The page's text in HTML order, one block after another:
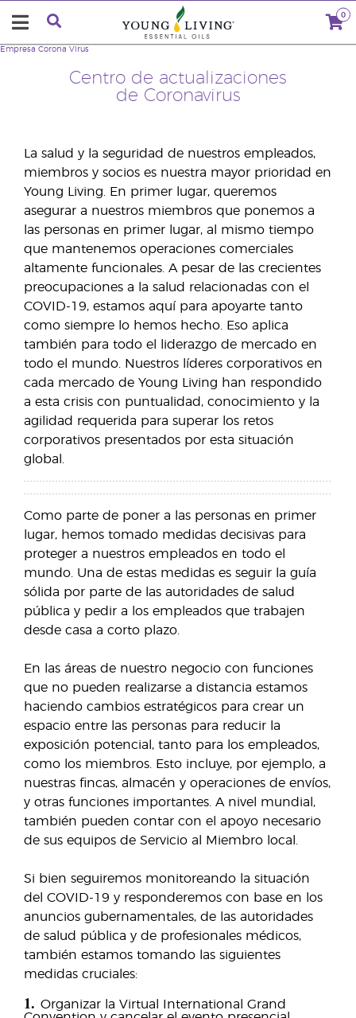
0
Centro de actualizaciones
de Coronavirus
Empresa Corona Virus
La salud y la seguridad de nuestros empleados,
miembros y socios es nuestra mayor prioridad en
Young Living. En primer lugar, queremos
asegurar a nuestros miembros que ponemos a
las personas en primer lugar, al mismo tiempo
que mantenemos operaciones comerciales
altamente funcionales. A pesar de las crecientes
preocupaciones a la salud relacionadas con el
COVID-19, estamos aquí para apoyarte tanto
como siempre lo hemos hecho. Eso aplica
también para todo el liderazgo de mercado en
todo el mundo. Nuestros líderes corporativos en
cada mercado de Young Living han respondido
a esta crisis con puntualidad, conocimiento y la
agilidad requerida para superar los retos
corporativos presentados por esta situación
global.
Como parte de poner a las personas en primer
lugar, hemos tomado medidas decisivas para
proteger a nuestros empleados en todo el
mundo. Una de estas medidas es seguir la guía
sólida por parte de las autoridades de salud
pública y pedir a los empleados que trabajen
desde casa a corto plazo.
En las áreas de nuestro negocio con funciones
que no pueden realizarse a distancia estamos
haciendo cambios estratégicos para crear un
espacio entre las personas para reducir la
exposición potencial, tanto para los empleados,
como los miembros. Esto incluye, por ejemplo, a
nuestras fincas, almacén y operaciones de envíos,
y otras funciones importantes. A nivel mundial,
también pueden contar con el apoyo necesario
de sus equipos de Servicio al Miembro local.
Si bien seguiremos monitoreando la situación
del COVID-19 y responderemos con base en los
anuncios gubernamentales, de las autoridades
de salud pública y de profesionales médicos,
también estamos tomando las siguientes
medidas cruciales:
1. Organizar la Virtual International Grand